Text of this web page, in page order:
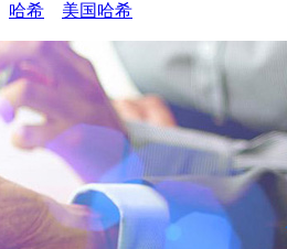
哈希 美国哈希